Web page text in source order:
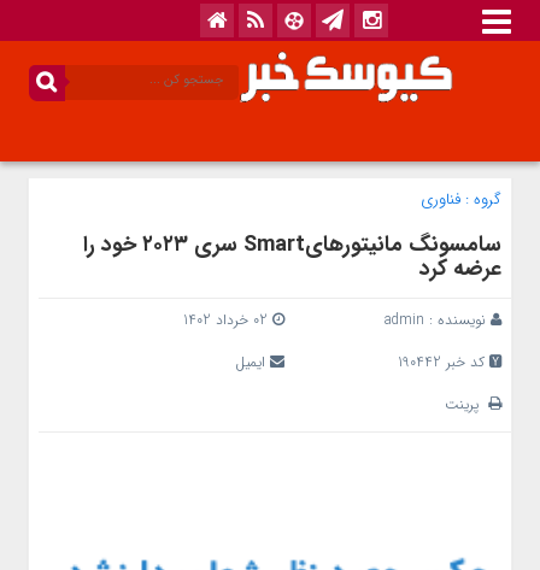
گروه : فناوری
سامسونگ مانیتورهایSmart سری ۲۰۲۳ خود را
عرضه کرد
نویسنده : admin
کد خبر 190442
ایمیل
پرینت